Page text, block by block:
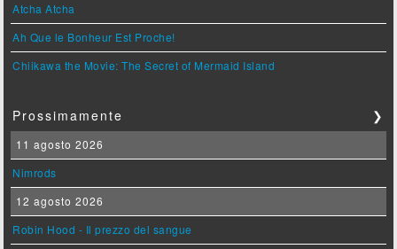
Atcha Atcha
Ah Que le Bonheur Est Proche!
Chiikawa the Movie: The Secret of Mermaid Island
Prossimamente ❯
11 agosto 2026
Nimrods
12 agosto 2026
Robin Hood - Il prezzo del sangue